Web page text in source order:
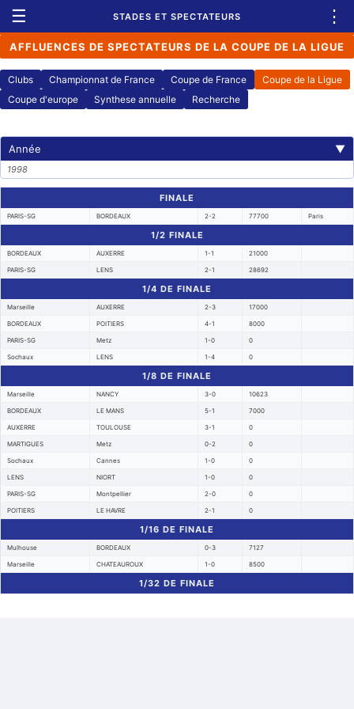
☰ STADES ET SPECTATEURS ⋮
AFFLUENCES DE SPECTATEURS DE LA COUPE DE LA LIGUE
Clubs Championnat de France Coupe de France
Coupe de la Ligue
Coupe d'europe
Synthese annuelle Recherche
Année ▼
1998
FINALE
PARIS-SG BORDEAUX 2-2 77700 Paris
1/2 FINALE
BORDEAUX AUXERRE 1-1 21000
PARIS-SG LENS 2-1 28692
1/4 DE FINALE
Marseille AUXERRE 2-3 17000
BORDEAUX POITIERS 4-1 8000
PARIS-SG Metz 1-0 0
Sochaux LENS 1-4 0
1/8 DE FINALE
Marseille NANCY 3-0 10623
BORDEAUX LE MANS 5-1 7000
AUXERRE TOULOUSE 3-1 0
MARTIGUES Metz 0-2 0
Sochaux Cannes 1-0 0
LENS NIORT 1-0 0
PARIS-SG Montpellier 2-0 0
POITIERS LE HAVRE 2-1 0
1/16 DE FINALE
Mulhouse BORDEAUX 0-3 7127
Marseille CHATEAUROUX 1-0 8500
1/32 DE FINALE